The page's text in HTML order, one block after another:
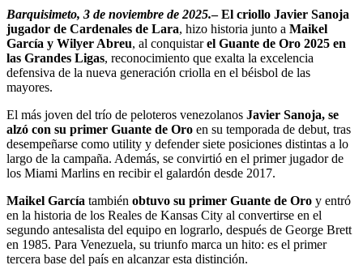
Barquisimeto, 3 de noviembre de 2025.– El criollo Javier Sanoja
jugador de Cardenales de Lara, hizo historia junto a Maikel
García y Wilyer Abreu, al conquistarel Guante de Oro 2025 en
las Grandes Ligas, reconocimiento que exalta la excelencia
defensiva de la nueva generación criolla en el béisbol de las
mayores.
El más joven del trío de peloteros venezolanos Javier Sanoja, se
alzó con su primer Guante de Oro en su temporada de debut, tras
desempeñarse como utility y defender siete posiciones distintas a lo
largo de la campaña. Además, se convirtió en el primer jugador de
los Miami Marlins en recibir el galardón desde 2017.
Maikel García también obtuvo su primer Guante de Oro y entró
en la historia de los Reales de Kansas City al convertirse en el
segundo antesalista del equipo en lograrlo, después de George Brett
en 1985. Para Venezuela, su triunfo marca un hito: es el primer
tercera base del país en alcanzar esta distinción.